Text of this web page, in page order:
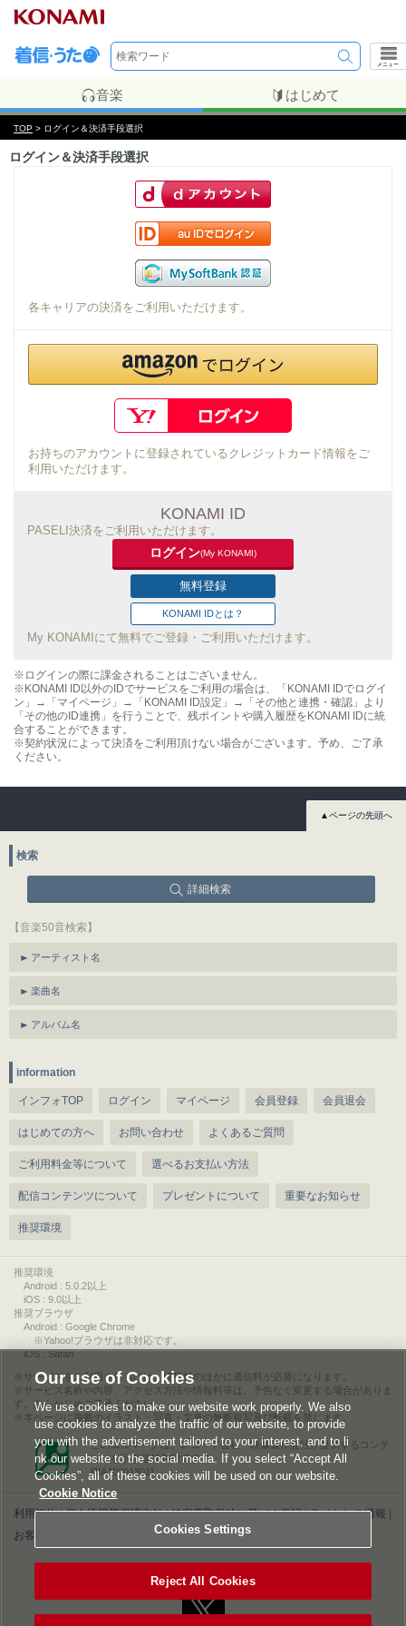
メニュー
音楽 はじめて
TOP > ログイン＆決済手段選択
ログイン＆決済手段選択
各キャリアの決済をご利用いただけます。
お持ちのアカウントに登録されているクレジットカード情報をご
利用いただけます。
KONAMI ID
PASELI決済をご利用いただけます。
ログイン(My KONAMI)
無料登録
KONAMI IDとは？
My KONAMIにて無料でご登録・ご利用いただけます。
※ログインの際に課金されることはございません。
※KONAMI ID以外のIDでサービスをご利用の場合は、「KONAMI IDでログイ
ン」→「マイページ」→「KONAMI ID設定」→「その他と連携・確認」より
「その他のID連携」を行うことで、残ポイントや購入履歴をKONAMI IDに統
合することができます。
※契約状況によって決済をご利用頂けない場合がございます。予め、ご了承
ください。
▲ページの先頭へ
検索
詳細検索
【音楽50音検索】
アーティスト名
楽曲名
アルバム名
information
インフォTOP ログイン マイページ 会員登録 会員退会
はじめての方へ お問い合わせ よくあるご質問
ご利用料金等について 選べるお支払い方法
配信コンテンツについて プレゼントについて 重要なお知らせ
推奨環境
推奨環境
Android : 5.0.2以上
iOS : 9.0以上
推奨ブラウザ
Android : Google Chrome
※Yahoo!ブラウザは非対応です。
iOS : Safari
サービスをご利用されるには、情報料のほかに通信料が必要になります。
サービス名称や内容、アクセス方法や情報料等は、予告なく変更する場合がありま
す。あらかじめご了承ください。
本ページに掲載のイラスト・写真・文章の無断複写及び転載を禁じます。
このエルマークは、レコード会社・映像製作会社が提供するコンテ
ンツを示す登録商標です。
RIAJ00013011
利用規約|個人情報等保護方針|特定商取引法に基づく表記|ライセンス情報
お客様情報の外部送信について|Cookies Settings
Our use of Cookies
We use cookies to make our website work properly. We also
use cookies to analyze the traffic of our website, to provide
you with the advertisement tailored to your interest, and to li
nk our website to the social media. If you select “Accept All
Cookies”, all of these cookies will be used on our website.
Cookie Notice
Cookies Settings
Reject All Cookies